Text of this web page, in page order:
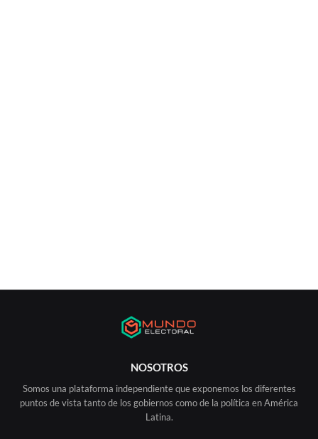
NOSOTROS
Somos una plataforma independiente que exponemos los diferentes
puntos de vista tanto de los gobiernos como de la política en América
Latina.